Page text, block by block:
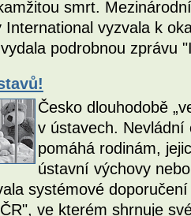
smrt.
International vyzvala k
podrobnou zprávu
Česko dlouhodobě
v ústavech. Nevládní
pomáhá rodinám,
ústavní výchovy
systémové
ve kterém shrnuje